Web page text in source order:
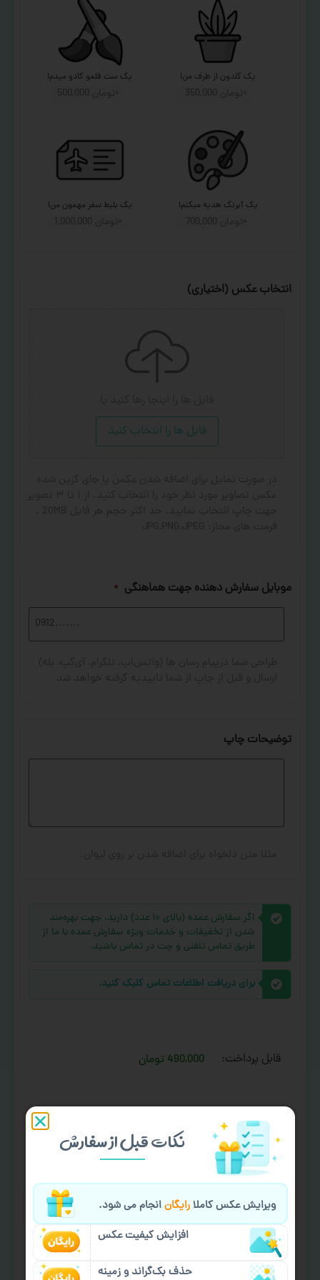
یک گلدون از طرف من! یک ست قلمو کادو میدم!
یک آبرنگ هدیه میکنم! یک بلیط سفر مهمون من!
انتخاب عکس (اختیاری)
فایل ها را انتخاب کنید
موبایل سفارش دهنده جهت هماهنگی *
توضیحات چاپ
اگر سفارش عمده (بالای ۱۰ عدد) دارید، جهت بهره‌مند
شدن از تخفیفات و خدمات ویژه سفارش عمده با ما از
طریق تماس تلفنی و چت در تماس باشید.
برای دریافت اطلاعات تماس کلیک کنید.
قابل پرداخت: 490,000 تومان
افزودن به سبد خرید
نکات قبل از سفارش
ویرایش عکس کاملارایگانانجام می شود.
افزایش کیفیت عکس
حذف بک‌گراند و زمینه